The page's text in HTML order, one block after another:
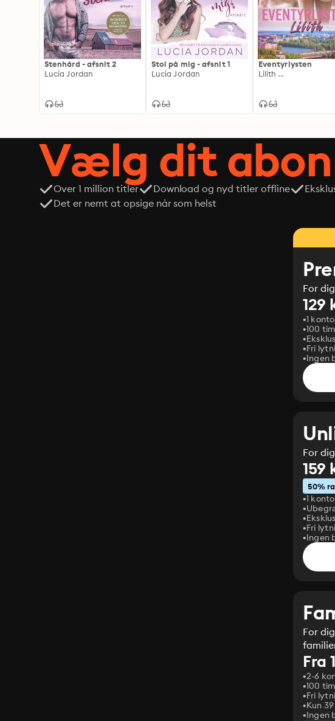
Stenhård - afsnit 2
Lucia Jordan
Stol på mig - afsnit 1
Lucia Jordan
Eventyrlysten
Lilith ...
Vælg dit
Over 1 million titler Download og nyd titler offline
Det er nemt at opsige når som helst
For
129
1 konto
100
Fri
Ingen
For
159
50%
1 konto
Fri
Ingen
For
Fra
2-6
100
Fri
Kun
Ingen